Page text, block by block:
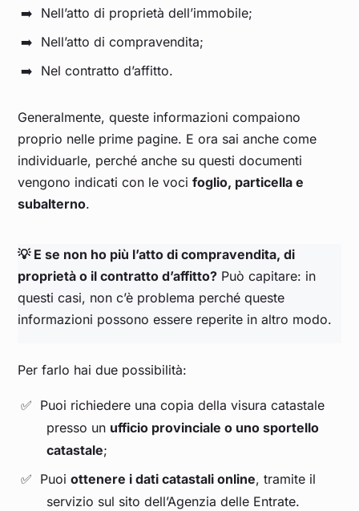
Nell’atto di proprietà dell’immobile;
Nell’atto di compravendita;
Nel contratto d’affitto.
Generalmente, queste informazioni compaiono
proprio nelle prime pagine. E ora sai anche come
individuarle, perché anche su questi documenti
vengono indicati con le vocifoglio, particella e
subalterno.
💡 E se non ho più l’atto di compravendita, di
proprietà o il contratto d’affitto? Può capitare: in
questi casi, non c’è problema perché queste
informazioni possono essere reperite in altro modo.
Per farlo hai due possibilità:
Puoi richiedere una copia della visura catastale
presso un ufficio provinciale o uno sportello
catastale;
Puoi ottenere i dati catastali online, tramite il
servizio sul sito dell’Agenzia delle Entrate.